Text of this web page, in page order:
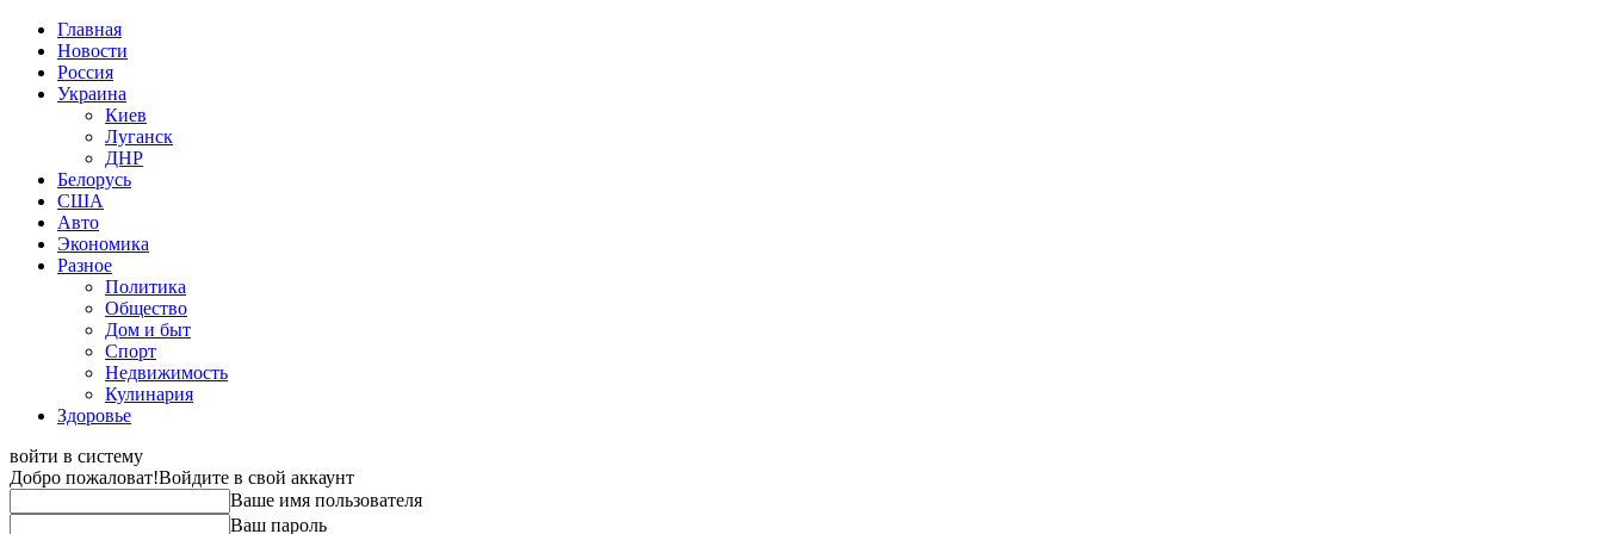
Главная
Новости
Россия
Украина
Киев
Луганск
ДНР
Белорусь
США
Авто
Экономика
Разное
Политика
Общество
Дом и быт
Спорт
Недвижимость
Кулинария
Здоровье
войти в систему
Добро пожаловат!Войдите в свой аккаунт
Ваше имя пользователя
Ваш пароль